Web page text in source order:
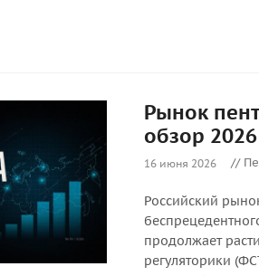
Рынок
обзор
16 июня 2026 //
Российский
продолжает
регуляторики